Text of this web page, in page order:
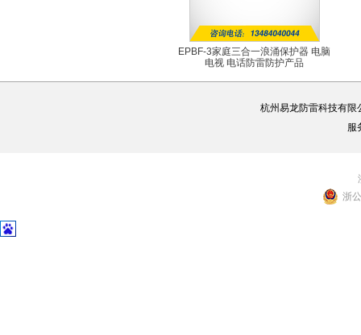
EPBF-3家庭三合一浪涌保护器 电脑
电视 电话防雷防护产品
杭州易龙防雷科技有限
服
浙